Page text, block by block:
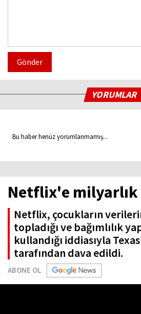
Gönder
YORUMLAR
Bu haber henüz yorumlanmamış...
Netflix'e milyarlık
Netflix, çocukların
topladığı ve bağımlılık
kullandığı iddiasıyla Texas
tarafından dava edildi.
ABONE OL